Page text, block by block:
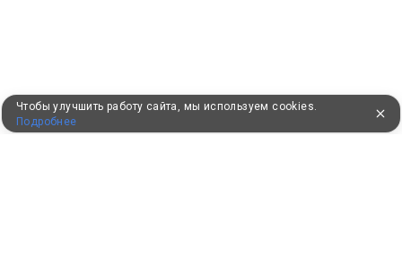
Чтобы улучшить работу сайта, мы используем cookies.
Подробнее